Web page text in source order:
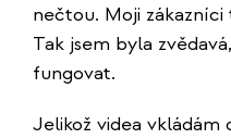
nečtou. Moji
Tak jsem byla
fungovat.
Jelikož videa vkládám